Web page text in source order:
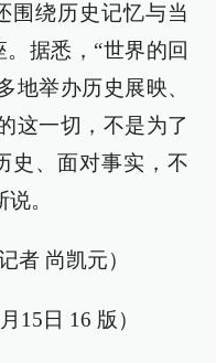
围绕历史记忆与当
据悉，“世界的回
地举办历史展映、
这一切，不是为了
史、面对事实，不
。
者 尚凯元）
15日 16 版）